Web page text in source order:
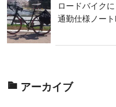
ロードバイク
通勤仕様ノー
アーカイブ